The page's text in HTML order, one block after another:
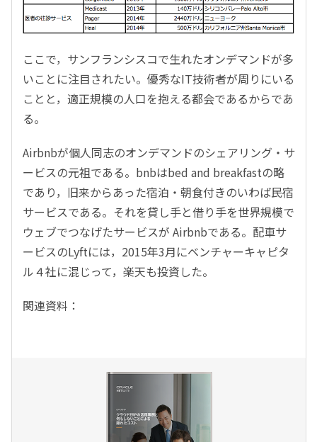
ここで，サンフランシスコで生れたオンデマンドが多
いことに注目されたい。優秀なIT技術者が周りにいる
ことと，適正規模の人口を抱える都会であるからであ
る。
Airbnbが個人同志のオンデマンドのシェアリング・サ
ービスの元祖である。bnbはbed and breakfastの略
であり，旧来からあった宿泊・朝食付きのいわば民宿
サービスである。それを貸し手と借り手を世界規模で
ウェブでつなげたサービスが Airbnbである。配車サ
ービスのLyftには，2015年3月にベンチャーキャピタ
ル４社に混じって，楽天も投資した。
関連資料：